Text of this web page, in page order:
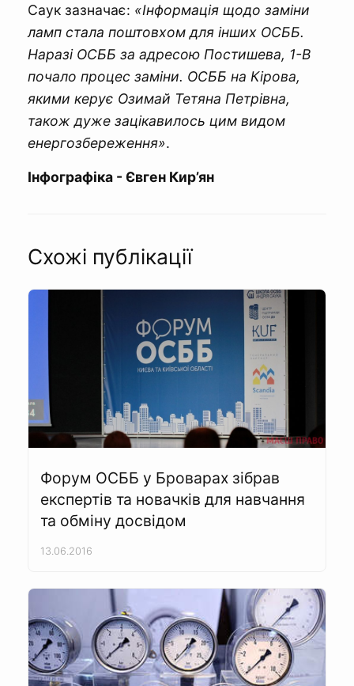
Саук зазначає: «Інформація щодо заміни
ламп стала поштовхом для інших ОСББ.
Наразі ОСББ за адресою Постишева, 1-В
почало процес заміни. ОСББ на Кірова,
якими керує Озимай Тетяна Петрівна,
також дуже зацікавилось цим видом
енергозбереження».
Інфографіка - Євген Кир’ян
Схожі публікації
Форум ОСББ у Броварах зібрав
експертів та новачків для навчання
та обміну досвідом
13.06.2016